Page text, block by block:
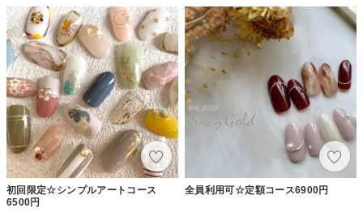
初回限定☆シンプルアートコース
6500円
全員利用可☆定額コース6900円